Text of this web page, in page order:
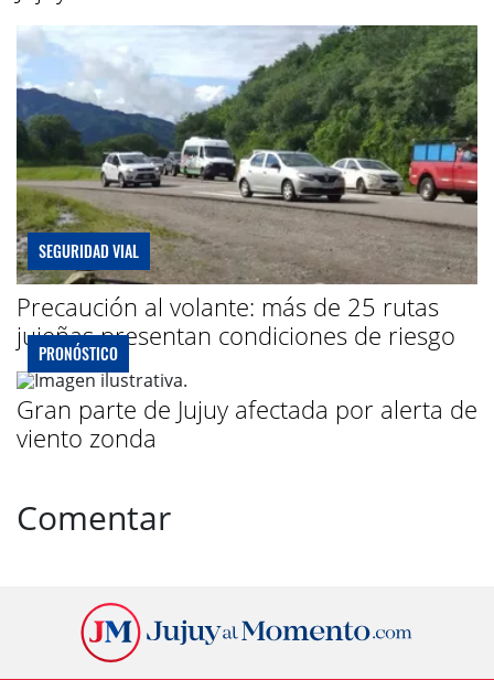
SEGURIDAD VIAL
Precaución al volante: más de 25 rutas
jujeñas presentan condiciones de riesgo
PRONÓSTICO
Gran parte de Jujuy afectada por alerta de
viento zonda
Comentar